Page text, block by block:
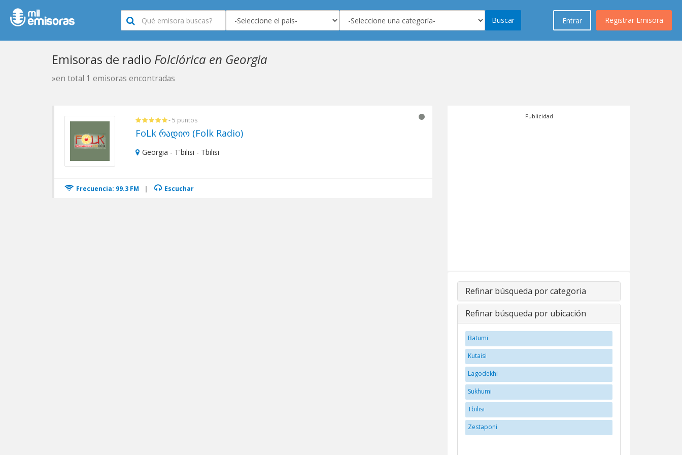
Registrar Emisora
Entrar
Buscar
Emisoras de radio Folclórica en Georgia
»en total 1 emisoras encontradas
- 5 puntos
FoLk რადიო (Folk Radio)
Georgia - T'bilisi - Tbilisi
Frecuencia: 99.3 FM | Escuchar
Publicidad
Refinar búsqueda por categoria
Refinar búsqueda por ubicación
Batumi
Kutaisi
Lagodekhi
Sukhumi
Tbilisi
Zestaponi